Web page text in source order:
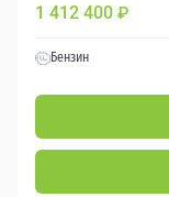
1 412 400 ₽
Бензин